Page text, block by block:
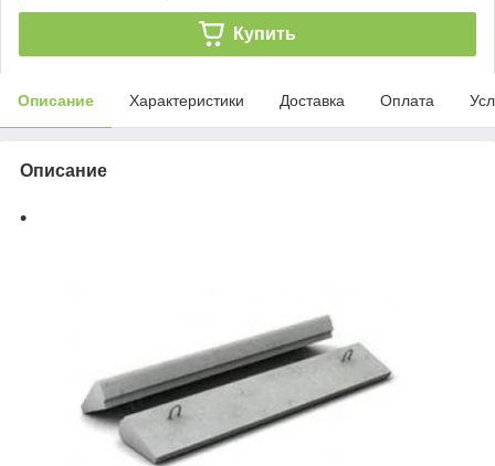
Купить
Описание Характеристики Доставка Оплата
Описание